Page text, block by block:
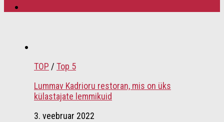
TOP / Top 5
Lummav Kadrioru restoran, mis on üks
külastajate lemmikuid
3. veebruar 2022